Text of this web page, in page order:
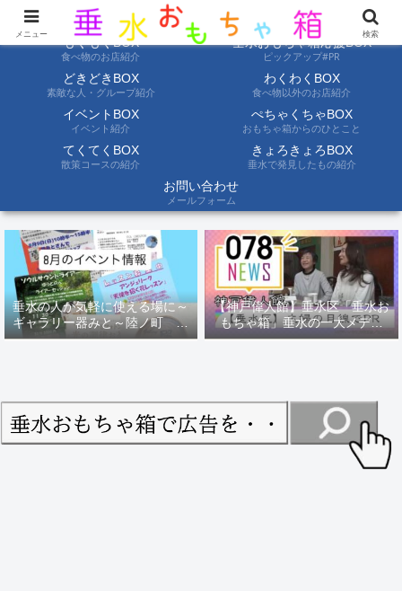
ようこそ垂水おもちゃ箱へ。垂水の情報を自分たちの目でみて聞いて伝えます
もぐもぐBOX
食べ物のお店紹介
垂水おもちゃ箱応援BOX
ピックアップ#PR
どきどきBOX
素敵な人・グループ紹介
わくわくBOX
食べ物以外のお店紹介
イベントBOX
イベント紹介
ぺちゃくちゃBOX
おもちゃ箱からのひとこと
てくてくBOX
散策コースの紹介
きょろきょろBOX
垂水で発見したもの紹介
お問い合わせ
メールフォーム
垂水の人が気軽に使える場に～
ギャラリー器みと～陸ノ町 ８
月のイベント情報
【神戸偉人館】垂水区「垂水お
もちゃ箱」垂水の一大メディ
ア！？｜神戸の魅力を凸インタ
メニュー 検索